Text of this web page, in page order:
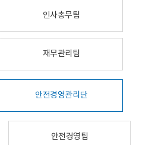
인사총무팀
재무관리팀
안전경영관리단
안전경영팀